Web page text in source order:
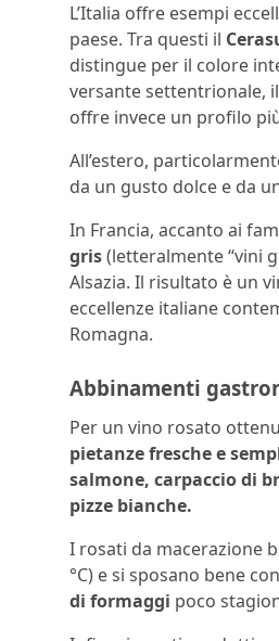
L’Italia offre esempi
paese. Tra questi il
distingue per il colore
versante settentrionale,
offre invece un profilo
All’estero,
da un gusto dolce e da
In Francia, accanto ai
gris(letteralmente “vini
Alsazia. Il risultato è un
eccellenze italiane
Romagna.
Abbinamenti
Per un vino rosato
pietanze fresche e
salmone, carpaccio di
pizze bianche.
I rosati da macerazione
°C) e si sposano bene
di formaggi poco